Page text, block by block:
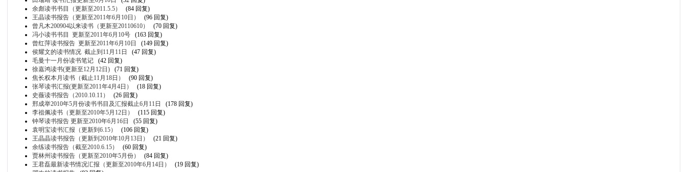
余彪读书书目（更新至2011.5.5）
(84 回复)
王晶读书报告（更新至2011年6月10日）
(96 回复)
曾凡木200904以来读书（更新至20110610）
(70 回复)
冯小读书书目 更新至2011年6月10号
(163 回复)
曾红萍读书报告 更新至2011年6月10日
(149 回复)
侯耀文的读书情况 截止到11月11日
(47 回复)
毛曼十一月份读书笔记
(42 回复)
徐嘉鸿读书(更新至12月12日)
(71 回复)
焦长权本月读书（截止11月18日）
(90 回复)
张琴读书汇报(更新至2011年4月4日）
(18 回复)
史薇读书报告（2010.10.11）
(26 回复)
邢成举2010年5月份读书书目及汇报截止6月11日
(178 回复)
李祖佩读书（更新至2010年5月12日）
(115 回复)
钟琴读书报告 更新至2010年6月16日
(55 回复)
袁明宝读书汇报（更新到6.15）
(106 回复)
王晶晶读书报告（更新到2010年10月13日）
(21 回复)
余练读书报告（截至2010.6.15）
(60 回复)
贾林州读书报告（更新至2010年5月份）
(84 回复)
王君磊最新读书情况汇报（更新至2010年6月14日）
(19 回复)